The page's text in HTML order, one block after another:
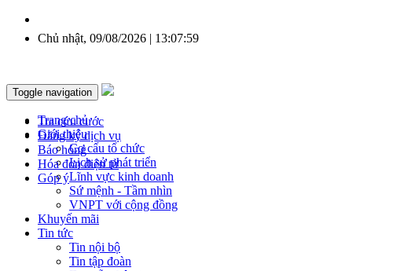
Tra cứu cước
Đăng ký dịch vụ
Báo hỏng
Hóa đơn điện tử
Góp ý
Chủ nhật, 09/08/2026 | 13:08:01
Toggle navigation
Trang chủ
Giới thiệu
Cơ cấu tổ chức
Lịch sử phát triển
Lĩnh vực kinh doanh
Sứ mệnh - Tầm nhìn
VNPT với cộng đồng
Khuyến mãi
Tin tức
Tin nội bộ
Tin tập đoàn